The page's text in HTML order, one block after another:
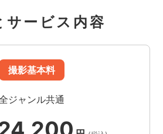
サービス内容
撮影基本料
ジャンル共通